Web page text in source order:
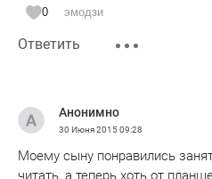
0 эмодзи
Ответить
Анонимно
30 Июня 201509:28
Моему сыну понравились
читать, а теперь хоть от